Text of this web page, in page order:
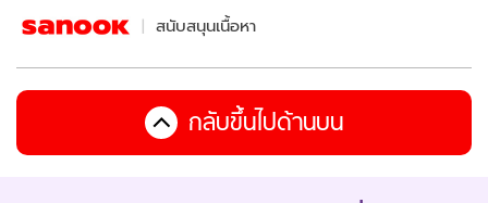
สนับสนุนเนื้อหา
กลับขึ้นไปด้านบน